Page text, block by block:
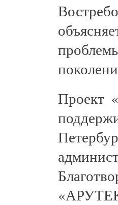
Проект